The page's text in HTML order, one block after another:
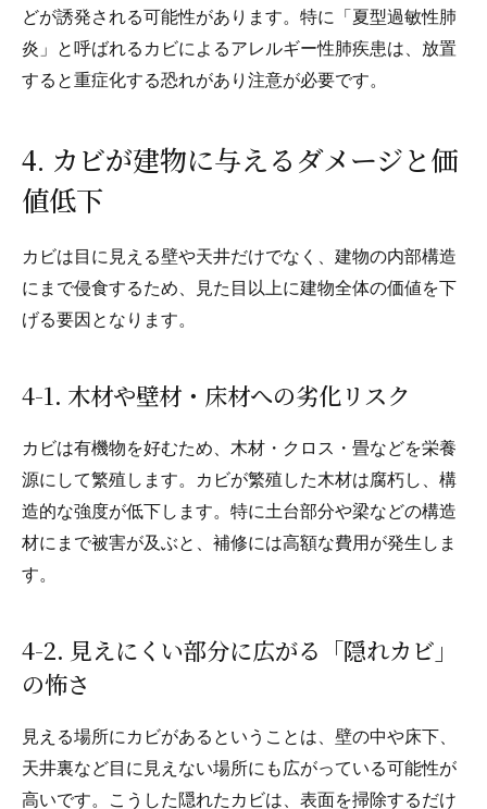
どが誘発される可能性があります。特に「夏型過敏性肺
炎」と呼ばれるカビによるアレルギー性肺疾患は、放置
すると重症化する恐れがあり注意が必要です。
4. カビが建物に与えるダメージと価
値低下
カビは目に見える壁や天井だけでなく、建物の内部構造
にまで侵食するため、見た目以上に建物全体の価値を下
げる要因となります。
4-1. 木材や壁材・床材への劣化リスク
カビは有機物を好むため、木材・クロス・畳などを栄養
源にして繁殖します。カビが繁殖した木材は腐朽し、構
造的な強度が低下します。特に土台部分や梁などの構造
材にまで被害が及ぶと、補修には高額な費用が発生しま
す。
4-2. 見えにくい部分に広がる「隠れカビ」
の怖さ
見える場所にカビがあるということは、壁の中や床下、
天井裏など目に見えない場所にも広がっている可能性が
高いです。こうした隠れたカビは、表面を掃除するだけ